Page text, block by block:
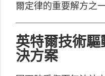
爾定律的重要解方之
英特爾技術
決方案